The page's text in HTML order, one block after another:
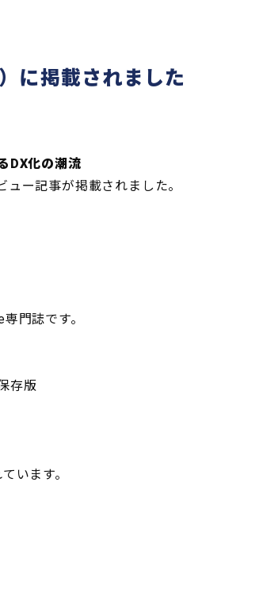
に掲載されました
DX化の潮流
ー記事が掲載されました。
門誌です。
存版
います。